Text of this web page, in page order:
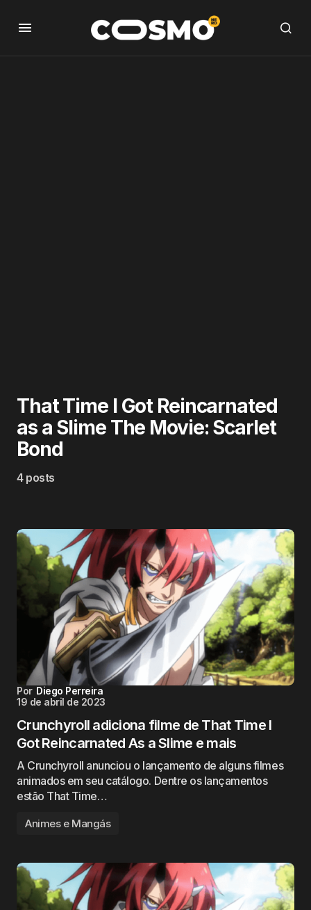
That Time I Got Reincarnated
as a Slime The Movie: Scarlet
Bond
4 posts
Por Diego Perreira
19 de abril de 2023
Crunchyroll adiciona filme de That Time I
Got Reincarnated As a Slime e mais
A Crunchyroll anunciou o lançamento de alguns filmes
animados em seu catálogo. Dentre os lançamentos
estão That Time…
Animes e Mangás